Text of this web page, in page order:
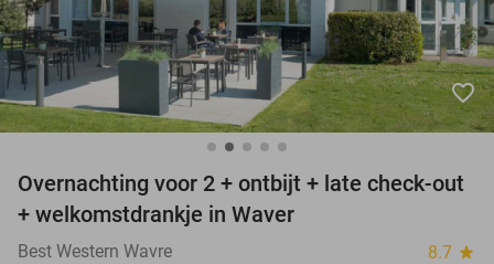
favorite_border
Overnachting voor 2 + ontbijt + late check-out
+ welkomstdrankje in Waver
Best Western Wavre 8.7 star